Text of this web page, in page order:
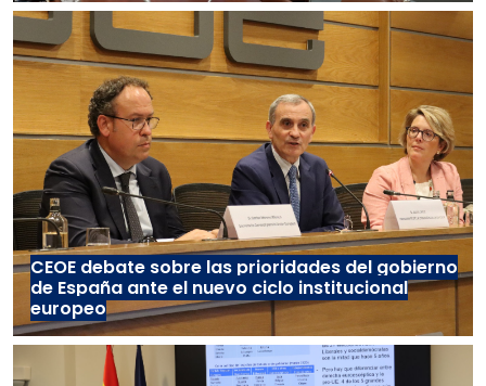
CEOE debate sobre las prioridades del gobierno
de España ante el nuevo ciclo institucional
europeo